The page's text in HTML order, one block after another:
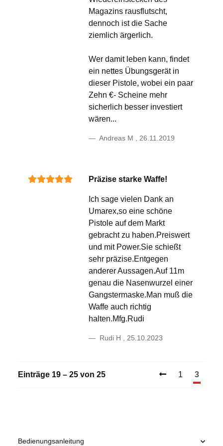
Magazins rausflutscht,
dennoch ist die Sache
ziemlich ärgerlich.
Wer damit leben kann, findet
ein nettes Übungsgerät in
dieser Pistole, wobei ein paar
Zehn €- Scheine mehr
sicherlich besser investiert
wären...
Andreas M , 26.11.2019
Präzise starke Waffe!
Ich sage vielen Dank an
Umarex,so eine schöne
Pistole auf dem Markt
gebracht zu haben.Preiswert
und mit Power.Sie schießt
sehr präzise.Entgegen
anderer Aussagen.Auf 11m
genau die Nasenwurzel einer
Gangstermaske.Man muß die
Waffe auch richtig
halten.Mfg.Rudi
Rudi H , 25.10.2023
Einträge 19 – 25 von 25 1 3
Bedienungsanleitung